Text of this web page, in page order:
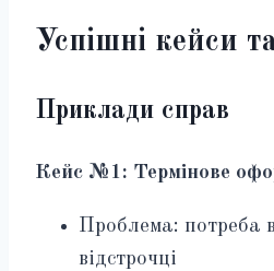
Успішні кейси
Приклади справ
Кейс №1: Термінове
Проблема: потреба в
відстрочці